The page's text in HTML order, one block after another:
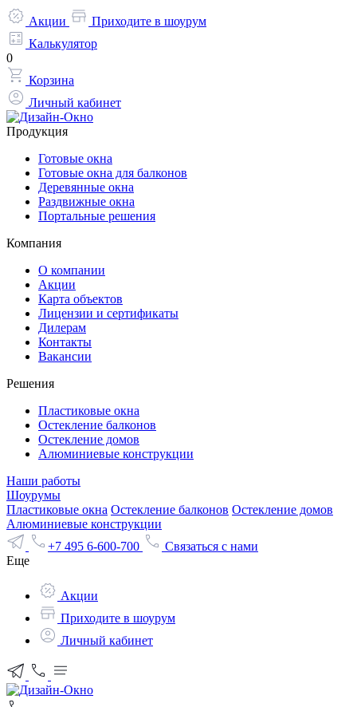
Акции
Приходите в шоурум
Калькулятор
0
Корзина
Личный кабинет
Продукция
Готовые окна
Готовые окна для балконов
Деревянные окна
Раздвижные окна
Портальные решения
Компания
О компании
Акции
Карта объектов
Лицензии и сертификаты
Дилерам
Контакты
Вакансии
Решения
Пластиковые окна
Остекление балконов
Остекление домов
Алюминиевые конструкции
Наши работы
Шоурумы
Пластиковые окна Остекление балконов Остекление домов
Алюминиевые конструкции
+7 495 6-600-700
Связаться с нами
Еще
Акции
Приходите в шоурум
Личный кабинет